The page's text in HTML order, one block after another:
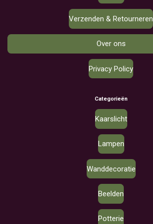
Verzenden & Retourneren
Over ons
Privacy Policy
Categorieën
Kaarslicht
Lampen
Wanddecoratie
Beelden
Potterie